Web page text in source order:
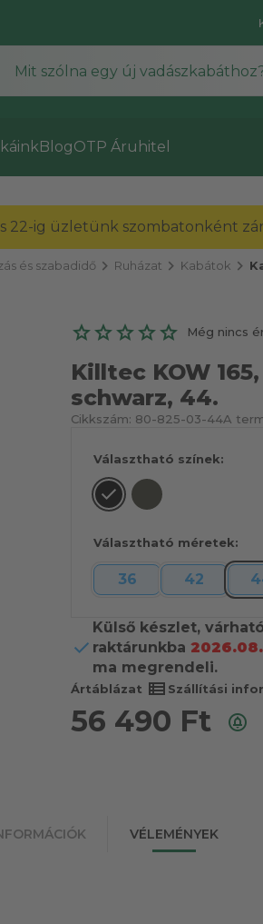
BlogOTP Áruhitel
22-ig üzletünk szombatonként
és szabadidőchevron_right Ruházat chevron_right Kabátok chevron_right
Még nincs
Killtec KOW
schwarz, 44.
Cikkszám: 80-825-03-44A
Választható színek:
Választható méretek:
36 42
Külső készlet,
raktárunkba
ma megrendeli.
Ártáblázat view_list Szállítási
56 490 Ft
VÉLEMÉNYEK